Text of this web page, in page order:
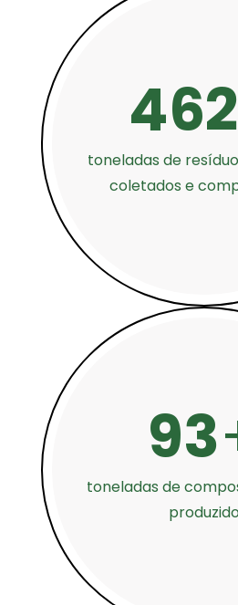
462
toneladas de
coletados e
93
toneladas de